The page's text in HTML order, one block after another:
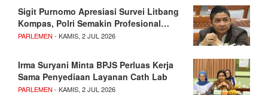
Sigit Purnomo Apresiasi Survei Litbang
Kompas, Polri Semakin Profesional…
PARLEMEN - KAMIS, 2 JUL 2026
Irma Suryani Minta BPJS Perluas Kerja
Sama Penyediaan Layanan Cath Lab
PARLEMEN - KAMIS, 2 JUL 2026